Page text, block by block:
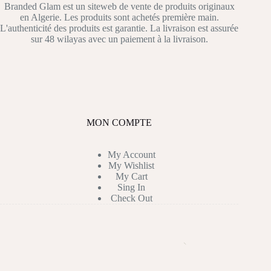
Branded Glam est un siteweb de vente de produits originaux
en Algerie. Les produits sont achetés première main.
L'authenticité des produits est garantie. La livraison est assurée
sur 48 wilayas avec un paiement à la livraison.
MON COMPTE
My Account
My Wishlist
My Cart
Sing In
Check Out